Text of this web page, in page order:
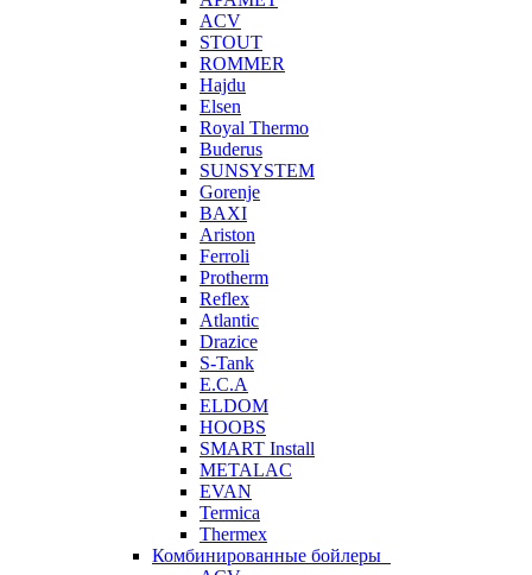
ACV
STOUT
ROMMER
Hajdu
Elsen
Royal Thermo
Buderus
SUNSYSTEM
Gorenje
BAXI
Ariston
Ferroli
Protherm
Reflex
Atlantic
Drazice
S-Tank
E.C.A
ELDOM
HOOBS
SMART Install
METALAC
EVAN
Termica
Thermex
Комбинированные бойлеры